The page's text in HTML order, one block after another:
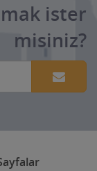
ister
misiniz?